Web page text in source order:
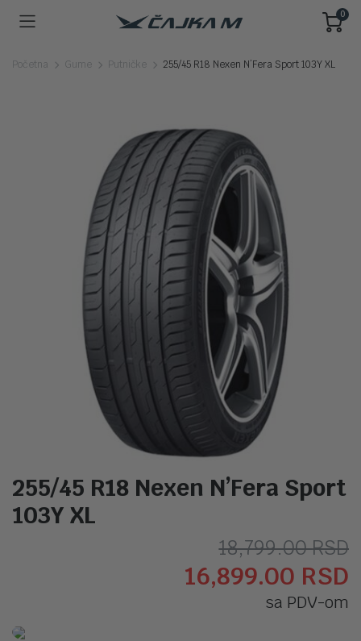
0
Početna Gume Putničke 255/45 R18 Nexen N’Fera Sport 103Y XL
255/45 R18 Nexen N’Fera Sport
103Y XL
18,799.00RSD
16,899.00 RSD
sa PDV-om